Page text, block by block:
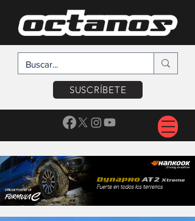
SUSCRÍBETE